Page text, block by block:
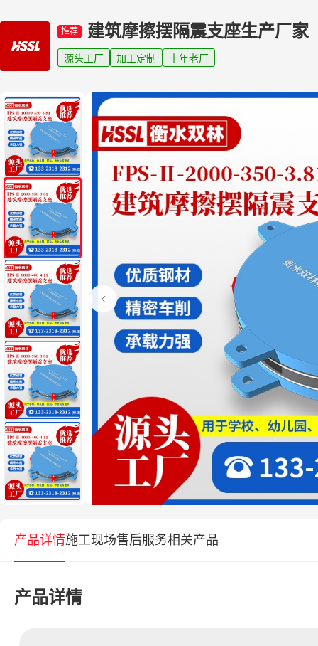
推荐 建筑摩擦摆隔震支座生产厂家
源头工厂 加工定制 十年老厂
产品详情施工现场售后服务相关产品
产品详情